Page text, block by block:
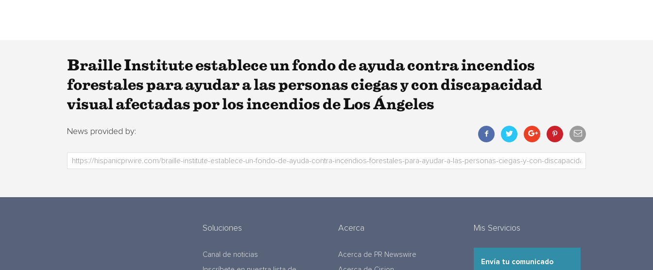
Braille Institute establece un fondo de ayuda contra incendios
forestales para ayudar a las personas ciegas y con discapacidad
visual afectadas por los incendios de Los Ángeles
News provided by:
Soluciones
Canal de noticias
Acerca
Acerca de PR Newswire
Mis Servicios
Envía tu comunicado